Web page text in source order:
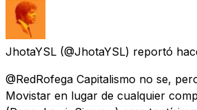
JhotaYSL (@JhotaYSL) reportó
@RedRofega Capitalismo no se,
Movistar en lugar de cualquier